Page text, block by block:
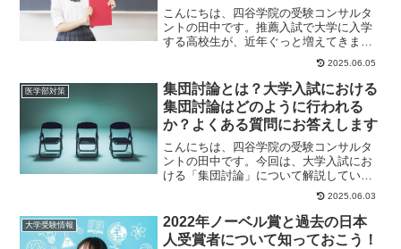
ぞれ解説します
こんにちは、四谷学院の受験コンサルタ
ントの田中です。推薦入試で大学に入学
する高校生が、近年ぐっと増えてきまし
た。大学入学者の約半数が推薦での入
2025.06.05
医学部対策
集団討論とは？大学入試における
集団討論はどのように行われる
か？よくある質問にお答えします
こんにちは、四谷学院の受験コンサルタ
ントの田中です。今回は、大学入試にお
ける「集団討論」について解説していき
ます。こうした集団討論の試験に関する
2025.06.03
大学受験情報
2022年ノーベル賞と過去の日本
人受賞者について知っておこう！